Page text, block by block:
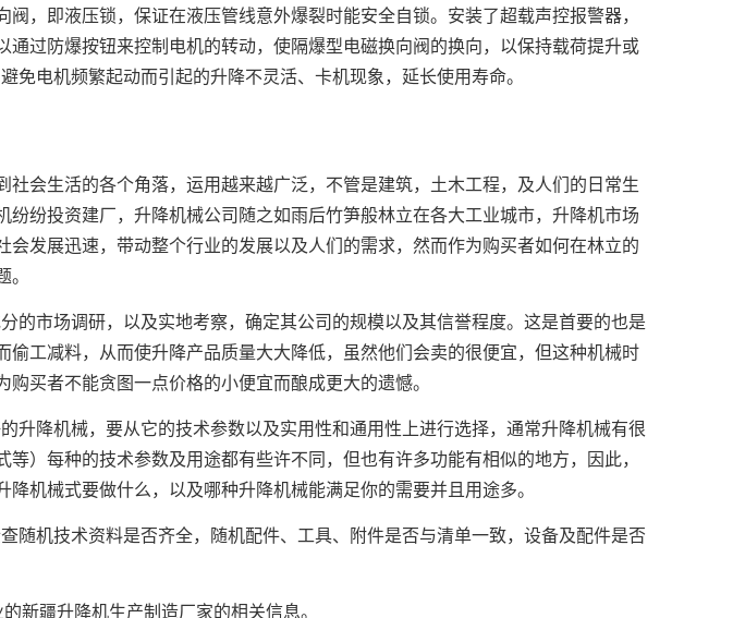
，即液压锁，保证在液压管线意外爆裂时能安全自锁。安装了超载声控报警器，
通过防爆按钮来控制电机的转动，使隔爆型电磁换向阀的换向，以保持载荷提升或
免电机频繁起动而引起的升降不灵活、卡机现象，延长使用寿命。
会生活的各个角落，运用越来越广泛，不管是建筑，土木工程，及人们的日常生
纷投资建厂，升降机械公司随之如雨后竹笋般林立在各大工业城市，升降机市场
发展迅速，带动整个行业的发展以及人们的需求，然而作为购买者如何在林立的
的市场调研，以及实地考察，确定其公司的规模以及其信誉程度。这是首要的也是
工减料，从而使升降产品质量大大降低，虽然他们会卖的很便宜，但这种机械时
买者不能贪图一点价格的小便宜而酿成更大的遗憾。
升降机械，要从它的技术参数以及实用性和通用性上进行选择，通常升降机械有很
）每种的技术参数及用途都有些许不同，但也有许多功能有相似的地方，因此，
机械式要做什么，以及哪种升降机械能满足你的需要并且用途多。
随机技术资料是否齐全，随机配件、工具、附件是否与清单一致，设备及配件是否
新疆升降机生产制造厂家的相关信息。